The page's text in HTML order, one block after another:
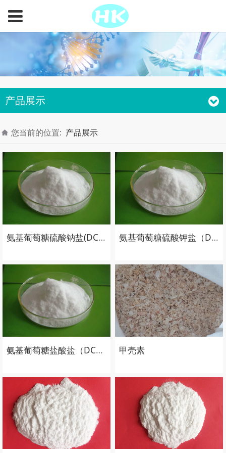
产品展示
您当前的位置: 产品展示
氨基葡萄糖硫酸钠盐(DC级) 氨基葡萄糖硫酸钾盐（DC级）
氨基葡萄糖盐酸盐（DC级） 甲壳素